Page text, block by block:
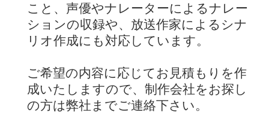
こと、声優やナレーターによるナレー
ションの収録や、放送作家によるシナ
リオ作成にも対応しています。
ご希望の内容に応じてお見積もりを作
成いたしますので、制作会社をお探し
の方は弊社までご連絡下さい。